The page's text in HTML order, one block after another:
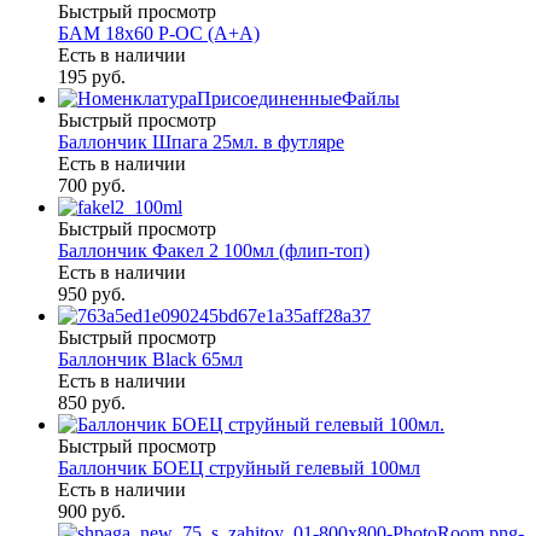
Быстрый просмотр
БАМ 18х60 Р-ОС (А+А)
Есть в наличии
195 руб.
Быстрый просмотр
Баллончик Шпага 25мл. в футляре
Есть в наличии
700 руб.
Быстрый просмотр
Баллончик Факел 2 100мл (флип-топ)
Есть в наличии
950 руб.
Быстрый просмотр
Баллончик Black 65мл
Есть в наличии
850 руб.
Быстрый просмотр
Баллончик БОЕЦ струйный гелевый 100мл
Есть в наличии
900 руб.